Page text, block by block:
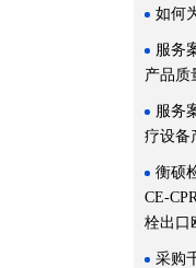
如何
服务
产品质
服务
疗设备
衡硕
CE-
栓出口
采购